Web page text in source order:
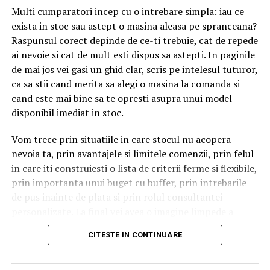
Cum construiești o alimentație
funcțională și diversificată
Restricțiile drastice, eliminarea haotică a alimentelor sau
regimurile fără ghidaj medical nu sunt soluția. Cheia stă
în echilibru, diversitate și înțelepciune alimentară.
dietetician specializat, pacientul poate identifica exact
ce îl deranjează, cum poate înlocui alimentele
problematice și cum își poate construi o alimentație
funcțională, care să îi sprijine nu doar digestia, ci și
starea generală de bine.
Concluzie
montajul mobilei
Setul de baza include: surubelnita cu cap cruce
(Phillips), surubelnita cu cap plat, ciocan, ruleta, nivela
cu bula, cutter, banda de mascare, creion. Aceste unelte
se gasesc in orice casa si sunt suficiente pentru piese
simple. Pentru piese complexe, sunt necesare si unelte
in perete sau in lemn), set de chei imbus (de obicei
incluse in pachet cu mobila), cheie franceza reglabila.
Inainte de a incepe montajul, verifica ce unelte sunt
incluse in pachetul mobilei. Multe piese de mobilier
uneori chiar chei imbus. Cele care nu sunt incluse se
cumpara de la magazin in ziua montajului, daca ai
Multi cumparatori incep cu o intrebare simpla: iau ce
exista in stoc sau astept o masina aleasa pe spranceana?
Raspunsul corect depinde de ce-ti trebuie, cat de repede
ai nevoie si cat de mult esti dispus sa astepti. In paginile
de mai jos vei gasi un ghid clar, scris pe intelesul tuturor,
ca sa stii cand merita sa alegi o masina la comanda si
cand este mai bine sa te opresti asupra unui model
disponibil imediat in stoc.
Vom trece prin situatiile in care stocul nu acopera
nevoia ta, prin avantajele si limitele comenzii, prin felul
in care iti construiesti o lista de criterii ferme si flexibile,
prin importanta unui buget cu buffer, prin intrebarile
de pus inainte de plata si prin rolul consultantei
pasilor de urmat.
CITESTE IN CONTINUARE